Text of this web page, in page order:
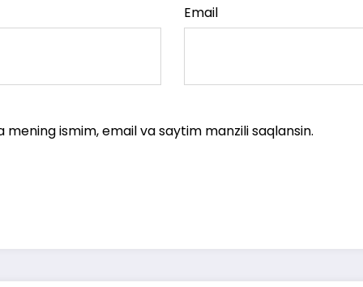
Email
ismim, email va saytim manzili saqlansin.